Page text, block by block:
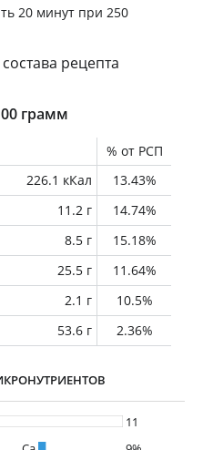
20 минут при 250
рецепта
грамм
% от РСП
226.1 кКал
13.43%
11.2 г
14.74%
8.5 г
15.18%
25.5 г
11.64%
2.1 г
10.5%
53.6 г 2.36%
11